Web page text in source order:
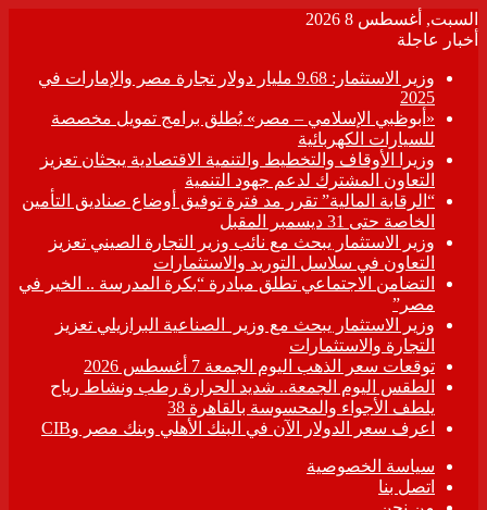
السبت, أغسطس 8 2026
أخبار عاجلة
وزير الاستثمار: 9.68 مليار دولار تجارة مصر والإمارات في
2025
«أبوظبي الإسلامي – مصر» يُطلق برامج تمويل مخصصة
للسيارات الكهربائية
وزيرا الأوقاف والتخطيط والتنمية الاقتصادية يبحثان تعزيز
التعاون المشترك لدعم جهود التنمية
“الرقابة المالية” تقرر مد فترة توفيق أوضاع صناديق التأمين
الخاصة حتى 31 ديسمبر المقبل
وزير الاستثمار يبحث مع نائب وزير التجارة الصيني تعزيز
التعاون في سلاسل التوريد والاستثمارات
التضامن الاجتماعي تطلق مبادرة “بكرة المدرسة .. الخير في
مصر”
وزير الاستثمار يبحث مع وزير الصناعية البرازيلي تعزيز
التجارة والاستثمارات
توقعات سعر الذهب اليوم الجمعة 7 أغسطس 2026
الطقس اليوم الجمعة.. شديد الحرارة رطب ونشاط رياح
يلطف الأجواء والمحسوسة بالقاهرة 38
اعرف سعر الدولار الآن في البنك الأهلي وبنك مصر وCIB
سياسة الخصوصية
اتصل بنا